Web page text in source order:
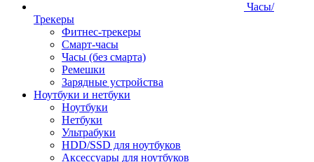
Часы/
Трекеры
Фитнес-трекеры
Смарт-часы
Часы (без смарта)
Ремешки
Зарядные устройства
Ноутбуки и нетбуки
Ноутбуки
Нетбуки
Ультрабуки
HDD/SSD для ноутбуков
Аксессуары для ноутбуков